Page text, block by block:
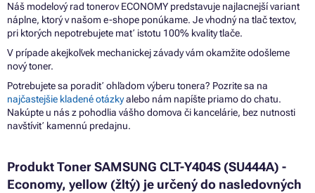
Náš modelový rad tonerov ECONOMY predstavuje najlacnejší variant
náplne, ktorý v našom e-shope ponúkame. Je vhodný na tlač textov,
pri ktorých nepotrebujete mať istotu 100% kvality tlače.
V prípade akejkoľvek mechanickej závady vám okamžite odošleme
nový toner.
Potrebujete sa poradiť ohľadom výberu tonera? Pozrite sa na
najčastejšie kladené otázkyalebo nám napíšte priamo do chatu.
Nakúpte u nás z pohodlia vášho domova či kancelárie, bez nutnosti
navštíviť kamennú predajnu.
Produkt Toner SAMSUNG CLT-Y404S (SU444A) -
Economy, yellow (žltý) je určený do nasledovných